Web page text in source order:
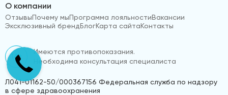
О компании
ОтзывыПочему мыПрограмма лояльностиВакансии
Эксклюзивный брендБлогКарта сайтаКонтакты
18+
Имеются противопоказания.
Необходима консультация специалиста
Л041-01162-50/000367156 Федеральная служба по надзору
в сфере здравоохранения